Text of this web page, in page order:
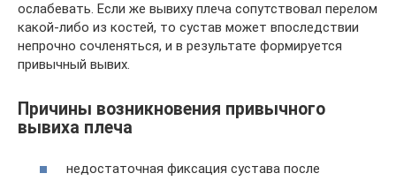
ослабевать. Если же вывиху плеча сопутствовал перелом
какой-либо из костей, то сустав может впоследствии
непрочно сочленяться, и в результате формируется
привычный вывих.
Причины возникновения привычного
вывиха плеча
недостаточная фиксация сустава после